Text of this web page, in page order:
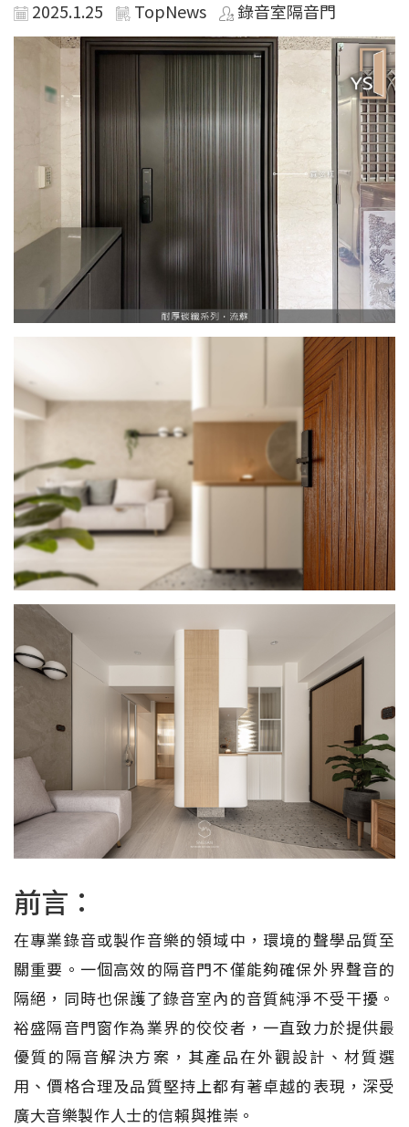
2025.1.25 TopNews 錄音室隔音門
前言：
在專業錄音或製作音樂的領域中，環境的聲學品質至
關重要。一個高效的隔音門不僅能夠確保外界聲音的
隔絕，同時也保護了錄音室內的音質純淨不受干擾。
裕盛隔音門窗作為業界的佼佼者，一直致力於提供最
優質的隔音解決方案，其產品在外觀設計、材質選
用、價格合理及品質堅持上都有著卓越的表現，深受
廣大音樂製作人士的信賴與推崇。